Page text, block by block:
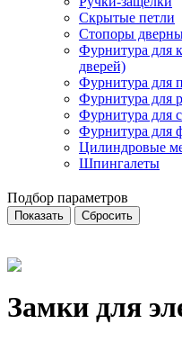
Скрытые петли
Стопоры
Фурнитура для
дверей)
Фурнитура для
Фурнитура для
Фурнитура для
Фурнитура для
Цилиндровые
Шпингалеты
Подбор параметров
Замки для